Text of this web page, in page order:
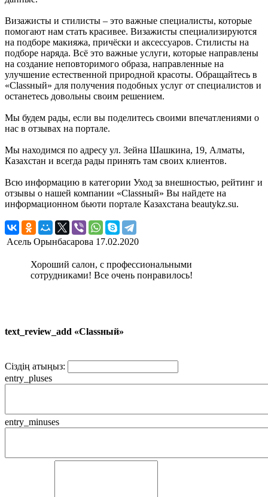
Визажисты и стилисты – это важные специалисты, которые
помогают нам стать красивее. Визажисты специализируются
на подборе макияжа, причёски и аксессуаров. Стилисты на
подборе наряда. Всё это важные услуги, которые направлены
на создание неповторимого образа, направленные на
улучшение естественной природной красоты. Обращайтесь в
«Classный» для получения подобных услуг от специалистов и
останетесь довольны своим решением.
Мы будем рады, если вы поделитесь своими впечатлениями о
нас в отзывах на портале.
Мы находимся по адресу ул. Зейна Шашкина, 19, Алматы,
Казахстан и всегда рады принять там своих клиентов.
Всю информацию в категории Уход за внешностью, рейтинг и
отзывы о нашей компании «Classный» Вы найдете на
информационном бьюти портале Казахстана beautykz.su.
Асель Орынбасарова 17.02.2020
Хороший салон, с профессиональными
сотрудниками! Все очень понравилось!
text_review_add «Classный»
Сіздің атыңыз:
entry_pluses
entry_minuses